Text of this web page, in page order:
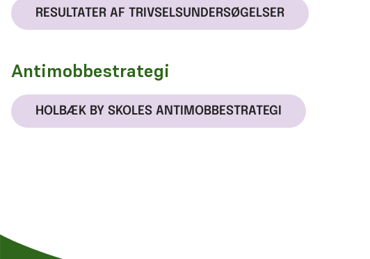
RESULTATER AF TRIVSELSUNDERSØGELSER
Antimobbestrategi
HOLBÆK BY SKOLES ANTIMOBBESTRATEGI